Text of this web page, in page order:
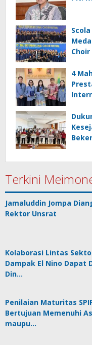
4
Terkini
Jamaluddin Jompa
Rektor Unsrat
Kolaborasi Lintas
Dampak El Nino Dapat
Din…
Penilaian Maturitas
Bertujuan Memenuhi
maupu…